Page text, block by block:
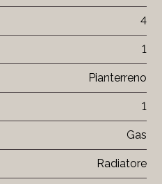
4
1
Pianterreno
1
Gas
Radiatore